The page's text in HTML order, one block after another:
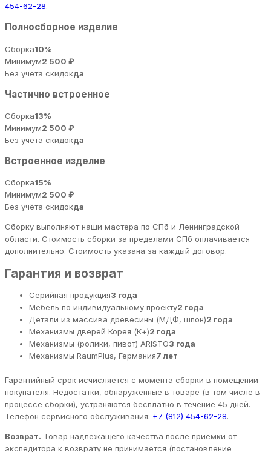
454-62-28.
Полносборное изделие
Сборка10%
Минимум2 500 ₽
Без учёта скидокда
Частично встроенное
Сборка13%
Минимум2 500 ₽
Без учёта скидокда
Встроенное изделие
Сборка15%
Минимум2 500 ₽
Без учёта скидокда
Сборку выполняют наши мастера по СПб и Ленинградской
области. Стоимость сборки за пределами СПб оплачивается
дополнительно. Стоимость указана за каждый договор.
Гарантия и возврат
Серийная продукция3 года
Мебель по индивидуальному проекту2 года
Детали из массива древесины (МДФ, шпон)2 года
Механизмы дверей Корея (К+)2 года
Механизмы (ролики, пивот) ARISTO3 года
Механизмы RaumPlus, Германия7 лет
Гарантийный срок исчисляется с момента сборки в помещении
покупателя. Недостатки, обнаруженные в товаре (в том числе в
процессе сборки), устраняются бесплатно в течение 45 дней.
Телефон сервисного обслуживания: +7 (812) 454-62-28.
Возврат. Товар надлежащего качества после приёмки от
экспедитора к возврату не принимается (постановление